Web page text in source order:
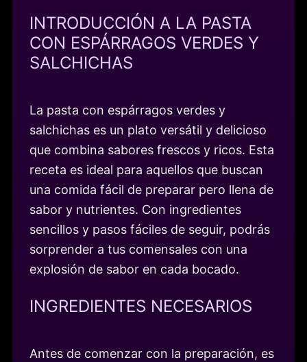
INTRODUCCIÓN A LA PASTA
CON ESPÁRRAGOS VERDES Y
SALCHICHAS
La pasta con espárragos verdes y
salchichas es un plato versátil y delicioso
que combina sabores frescos y ricos. Esta
receta es ideal para aquellos que buscan
una comida fácil de preparar pero llena de
sabor y nutrientes. Con ingredientes
sencillos y pasos fáciles de seguir, podrás
sorprender a tus comensales con una
explosión de sabor en cada bocado.
INGREDIENTES NECESARIOS
Antes de comenzar con la preparación, es